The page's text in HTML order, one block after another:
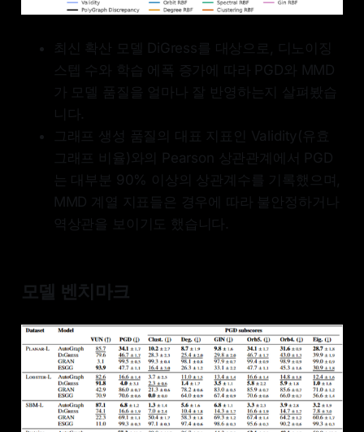
최신 확산 모델 DiGress를 대상으로, 디노이징
스텝 수와 학습 에폭 증가에 따라 PGD와 MMD
가 모델 품질을 얼마나 잘 반영하는지 살펴봤습
니다.
그래프 생성 품질의 대표 지표인 Validity(유효
그래프 비율)와의 Pearson 상관관계에서 PGD
는 대부분 90% 이상의 상관계수를 기록했으며,
MMD 계열 지표들은 경우에 따라 불안정하거나
역상관을 보이기도 했습니다.
모델 벤치마크